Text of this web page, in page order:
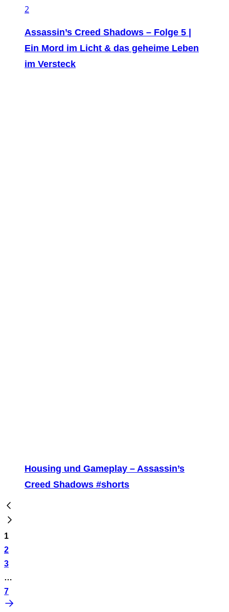
2
Assassin’s Creed Shadows – Folge 5 |
Ein Mord im Licht & das geheime Leben
im Versteck
Housing und Gameplay – Assassin’s
Creed Shadows #shorts
1
2
3
…
7